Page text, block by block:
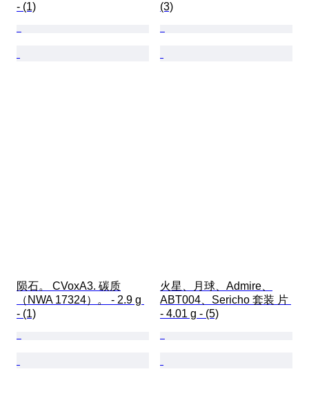
- (1)
(3)
陨石。 CVoxA3. 碳质
（NWA 17324）。 - 2.9 g
- (1)
火星、月球、Admire、
ABT004、Sericho 套装 片
- 4.01 g - (5)